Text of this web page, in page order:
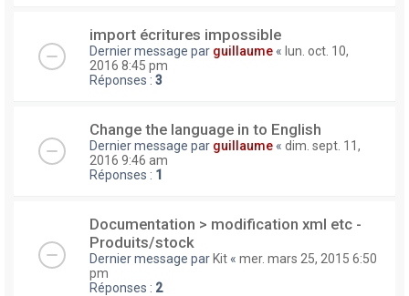
import écritures impossible
Dernier message par guillaume « lun. oct. 10,
2016 8:45 pm
Réponses : 3
Change the language in to English
Dernier message par guillaume « dim. sept. 11,
2016 9:46 am
Réponses : 1
Documentation > modification xml etc -
Produits/stock
Dernier message parKit « mer. mars 25, 2015 6:50
pm
Réponses : 2